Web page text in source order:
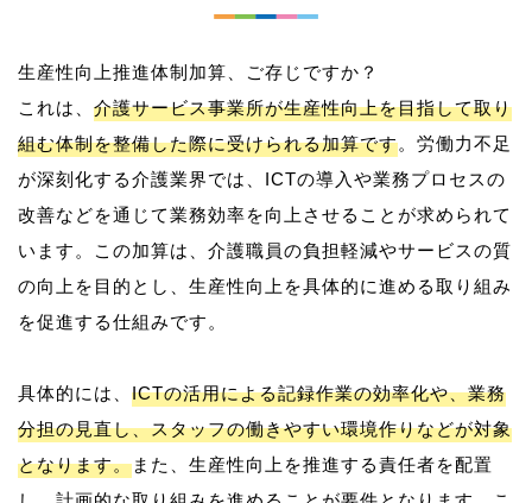
生産性向上推進体制加算、ご存じですか？
これは、 介護サービス事業所が生産性向上を目指して取り
組む体制を整備した際に受けられる加算です。労働力不足
が深刻化する介護業界では、ICTの導入や業務プロセスの
改善などを通じて業務効率を向上させることが求められて
います。この加算は、介護職員の負担軽減やサービスの質
の向上を目的とし、生産性向上を具体的に進める取り組み
を促進する仕組みです。
具体的には、 ICTの活用による記録作業の効率化や、業務
分担の見直し、スタッフの働きやすい環境作りなどが対象
となります。また、生産性向上を推進する責任者を配置